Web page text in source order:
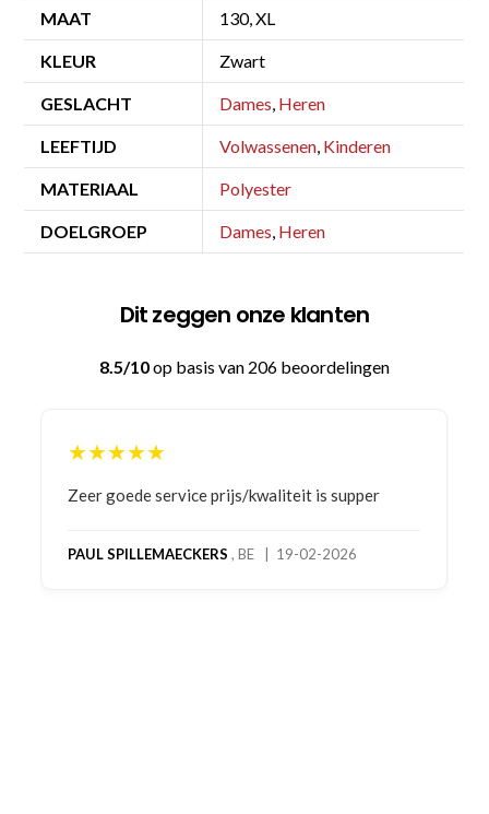
MAAT 130, XL
KLEUR Zwart
GESLACHT Dames, Heren
LEEFTIJD Volwassenen, Kinderen
MATERIAAL Polyester
DOELGROEP Dames, Heren
Dit zeggen onze klanten
8.5/10op basis van 206 beoordelingen
★★★★★
Bestelling gedaan vanwege goede prijzen en
bestelling al ontvangen met gifts, waardoor je